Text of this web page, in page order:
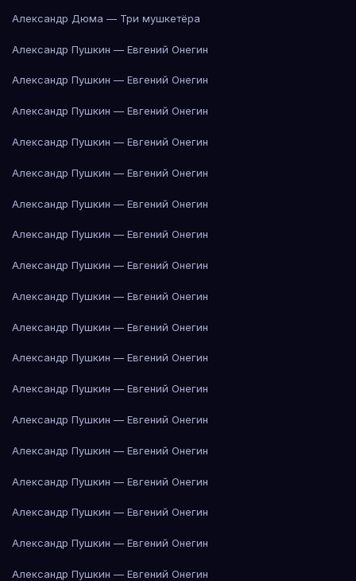
Александр Дюма — Три мушкетёра
Александр Пушкин — Евгений Онегин
Александр Пушкин — Евгений Онегин
Александр Пушкин — Евгений Онегин
Александр Пушкин — Евгений Онегин
Александр Пушкин — Евгений Онегин
Александр Пушкин — Евгений Онегин
Александр Пушкин — Евгений Онегин
Александр Пушкин — Евгений Онегин
Александр Пушкин — Евгений Онегин
Александр Пушкин — Евгений Онегин
Александр Пушкин — Евгений Онегин
Александр Пушкин — Евгений Онегин
Александр Пушкин — Евгений Онегин
Александр Пушкин — Евгений Онегин
Александр Пушкин — Евгений Онегин
Александр Пушкин — Евгений Онегин
Александр Пушкин — Евгений Онегин
Александр Пушкин — Евгений Онегин